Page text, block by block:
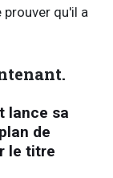
qu'il a
lance sa
de
le titre